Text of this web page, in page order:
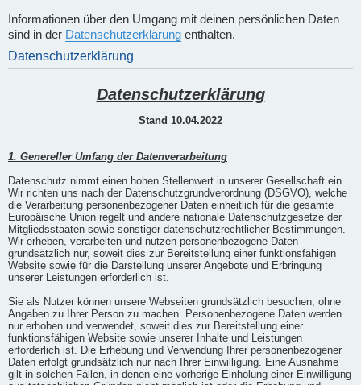
Informationen über den Umgang mit deinen persönlichen Daten
sind in der Datenschutzerklärung enthalten.
Datenschutzerklärung
Datenschutzerklärung
Stand 10.04.2022
1. Genereller Umfang der Datenverarbeitung
Datenschutz nimmt einen hohen Stellenwert in unserer Gesellschaft ein.
Wir richten uns nach der Datenschutzgrundverordnung (DSGVO), welche
die Verarbeitung personenbezogener Daten einheitlich für die gesamte
Europäische Union regelt und andere nationale Datenschutzgesetze der
Mitgliedsstaaten sowie sonstiger datenschutzrechtlicher Bestimmungen.
Wir erheben, verarbeiten und nutzen personenbezogene Daten
grundsätzlich nur, soweit dies zur Bereitstellung einer funktionsfähigen
Website sowie für die Darstellung unserer Angebote und Erbringung
unserer Leistungen erforderlich ist.
Sie als Nutzer können unsere Webseiten grundsätzlich besuchen, ohne
Angaben zu Ihrer Person zu machen. Personenbezogene Daten werden
nur erhoben und verwendet, soweit dies zur Bereitstellung einer
funktionsfähigen Website sowie unserer Inhalte und Leistungen
erforderlich ist. Die Erhebung und Verwendung Ihrer personenbezogener
Daten erfolgt grundsätzlich nur nach Ihrer Einwilligung. Eine Ausnahme
gilt in solchen Fällen, in denen eine vorherige Einholung einer Einwilligung